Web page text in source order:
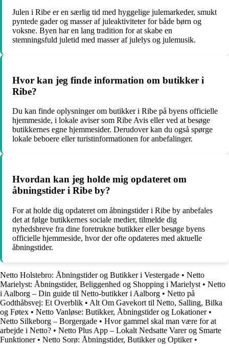
Julen i Ribe er en særlig tid med hyggelige julemarkeder, smukt
pyntede gader og masser af juleaktiviteter for både børn og
voksne. Byen har en lang tradition for at skabe en
stemningsfuld juletid med masser af julelys og julemusik.
Hvor kan jeg finde information om butikker i
Ribe?
Du kan finde oplysninger om butikker i Ribe på byens officielle
hjemmeside, i lokale aviser som Ribe Avis eller ved at besøge
butikkernes egne hjemmesider. Derudover kan du også spørge
lokale beboere eller turistinformationen for anbefalinger.
Hvordan kan jeg holde mig opdateret om
åbningstider i Ribe by?
For at holde dig opdateret om åbningstider i Ribe by anbefales
det at følge butikkernes sociale medier, tilmelde dig
nyhedsbreve fra dine foretrukne butikker eller besøge byens
officielle hjemmeside, hvor der ofte opdateres med aktuelle
åbningstider.
Netto Holstebro: Åbningstider og Butikker i Vestergade • Netto
Marielyst: Åbningstider, Beliggenhed og Shopping i Marielyst • Netto
i Aalborg – Din guide til Netto-butikker i Aalborg • Netto på
Godthåbsvej: Et Overblik • Alt Om Gavekort til Netto, Salling, Bilka
og Føtex • Netto Vanløse: Butikker, Åbningstider og Lokationer•
Netto Silkeborg – Borgergade • Hvor gammel skal man være for at
arbejde i Netto? • Netto Plus App – Lokalt Nedsatte Varer og Smarte
Funktioner• Netto Sorø: Åbningstider, Butikker og Optiker•